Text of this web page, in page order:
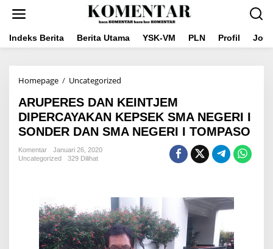
Indeks Berita Berita Utama YSK-VM PLN Profil
Homepage / Uncategorized
KEINTJEM
DIPERCAYAKAN
KEPSEK
SMA
NEGERI
I
TOMPASO
ARUPERES DAN KEINTJEM
DIPERCAYAKAN KEPSEK SMA NEGERI I
SONDER DAN SMA NEGERI I TOMPASO
Komentar
Januari 26, 2020
Uncategorized
329 Dilihat